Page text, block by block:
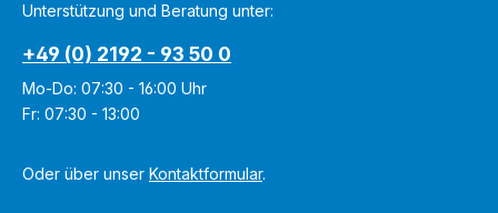
Unterstützung und Beratung unter:
+49 (0) 2192 - 93 50 0
Mo-Do: 07:30 - 16:00 Uhr
Fr: 07:30 - 13:00
Oder über unser Kontaktformular.